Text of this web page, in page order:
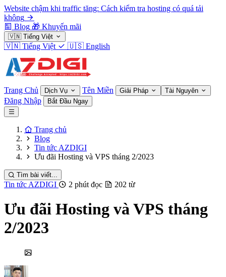
Website chậm khi traffic tăng: Cách kiểm tra hosting có quá tải
không
Blog 🎁 Khuyến mãi
🇻🇳 Tiếng Việt
🇻🇳 Tiếng Việt 🇺🇸 English
Trang Chủ Dịch Vụ Tên Miền Giải Pháp Tài Nguyên
Đăng Nhập Bắt Đầu Ngay
Trang chủ
Blog
Tin tức AZDIGI
Ưu đãi Hosting và VPS tháng 2/2023
Tìm bài viết...
Tin tức AZDIGI 2 phút đọc 202 từ
Ưu đãi Hosting và VPS tháng
2/2023